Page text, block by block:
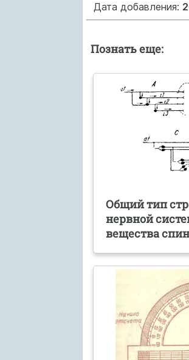
Дата добавления:
Познать еще:
Общий тип
нервной
вещества